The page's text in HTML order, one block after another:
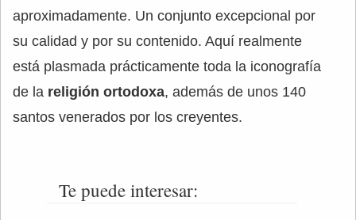
aproximadamente. Un conjunto excepcional por
su calidad y por su contenido. Aquí realmente
está plasmada prácticamente toda la iconografía
de la religión ortodoxa, además de unos 140
santos venerados por los creyentes.
Te puede interesar: